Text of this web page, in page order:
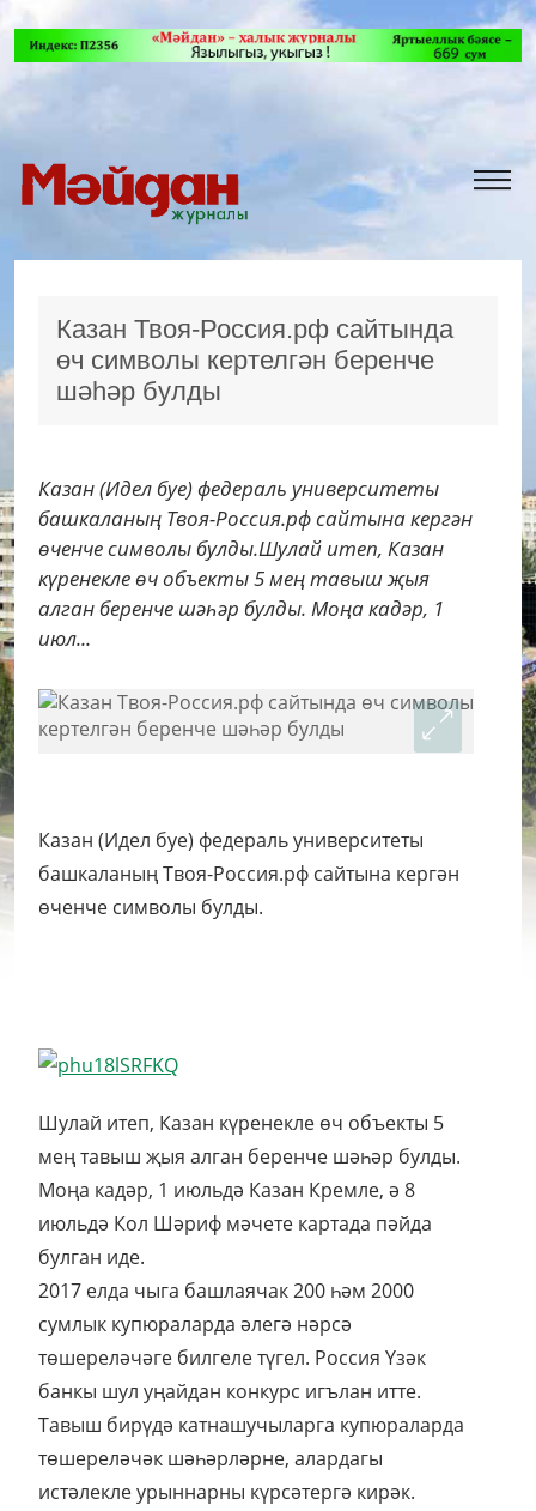
Казан Твоя-Россия.рф сайтында
өч символы кертелгән беренче
шәһәр булды
Казан (Идел буе) федераль университеты
башкаланың Твоя-Россия.рф сайтына кергән
өченче символы булды.Шулай итеп, Казан
күренекле өч объекты 5 мең тавыш җыя
алган беренче шәһәр булды. Моңа кадәр, 1
июл...
Казан (Идел буе) федераль университеты
башкаланың Твоя-Россия.рф сайтына кергән
өченче символы булды.
Шулай итеп, Казан күренекле өч объекты 5
мең тавыш җыя алган беренче шәһәр булды.
Моңа кадәр, 1 июльдә Казан Кремле, ә 8
июльдә Кол Шәриф мәчете картада пәйда
булган иде.
2017 елда чыга башлаячак 200 һәм 2000
сумлык купюраларда әлегә нәрсә
төшереләчәге билгеле түгел. Россия Үзәк
банкы шул уңайдан конкурс игълан итте.
Тавыш бирүдә катнашучыларга купюраларда
төшереләчәк шәһәрләрне, алардагы
истәлекле урыннарны күрсәтергә кирәк.